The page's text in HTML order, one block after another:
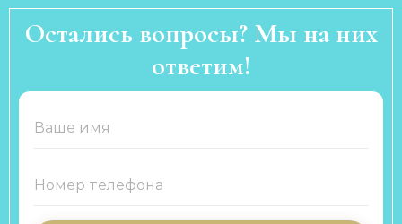
Остались вопросы? Мы на них
ответим!